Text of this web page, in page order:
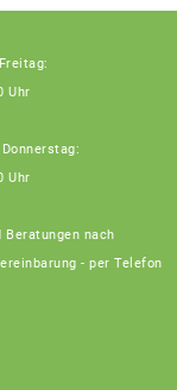
Uhr
Uhr
Beratungen nach
- per Telefon